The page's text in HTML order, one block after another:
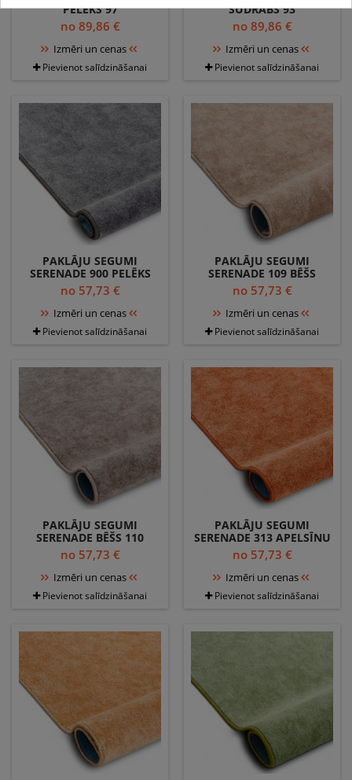
PELĒKS 97
no 89,86 €
Izmēri un cenas
Pievienot salīdzināšanai
SUDRABS 93
no 89,86 €
Izmēri un cenas
Pievienot salīdzināšanai
PAKLĀJU SEGUMI
SERENADE 900 PELĒKS
no 57,73 €
Izmēri un cenas
Pievienot salīdzināšanai
PAKLĀJU SEGUMI
SERENADE 109 BĒŠS
no 57,73 €
Izmēri un cenas
Pievienot salīdzināšanai
PAKLĀJU SEGUMI
SERENADE BĒŠS 110
no 57,73 €
Izmēri un cenas
Pievienot salīdzināšanai
PAKLĀJU SEGUMI
SERENADE 313 APELSĪNU
no 57,73 €
Izmēri un cenas
Pievienot salīdzināšanai